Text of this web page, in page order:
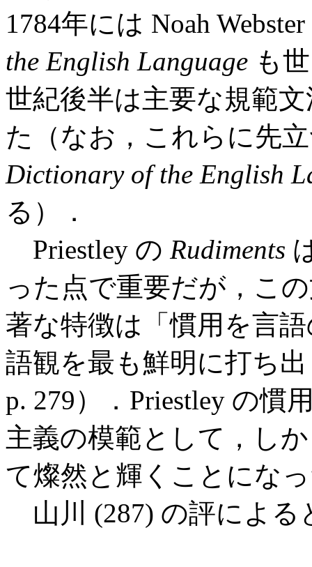
1784年には Noah
the English Language も
世紀後半は主要な規範
た（なお，これらに先
Dictionary of the English
る）．
Priestley の Rudiments
った点で重要だが，こ
著な特徴は「慣用を言
語観を最も鮮明に打ち
p. 279）．Priestley の慣
主義の模範として，し
て燦然と輝くことにな
山川 (287) の評による